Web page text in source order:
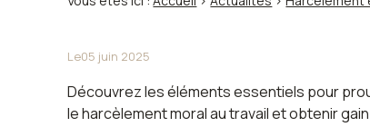
Le05 juin 2025
Découvrez les éléments essentiels pour
le harcèlement moral au travail et obtenir